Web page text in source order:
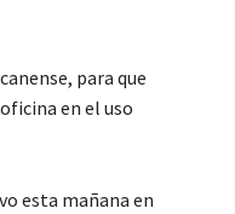
para que
en el uso
esta mañana en